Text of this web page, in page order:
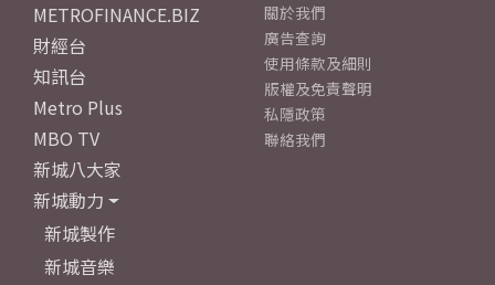
METROFINANCE.BIZ
財經台
知訊台
Metro Plus
MBO TV
新城八大家
新城動力
新城製作
新城音樂
關於我們
廣告查詢
使用條款及細則
版權及免責聲明
私隱政策
聯絡我們